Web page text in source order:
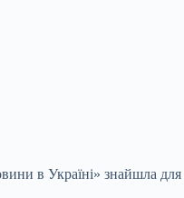
в Україні» знайшла